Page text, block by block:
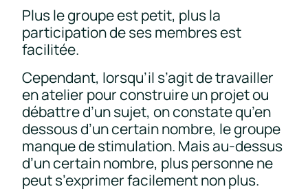
Plus le groupe est petit, plus la
participation de ses membres est
facilitée.
Cependant, lorsqu’il s’agit de travailler
en atelier pour construire un projet ou
débattre d’un sujet, on constate qu’en
dessous d’un certain nombre, le groupe
manque de stimulation. Mais au-dessus
d’un certain nombre, plus personne ne
peut s’exprimer facilement non plus.